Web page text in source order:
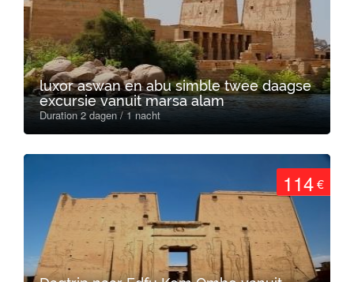
luxor aswan en abu simble twee daagse
excursie vanuit marsa alam
Duration 2 dagen / 1 nacht
114€